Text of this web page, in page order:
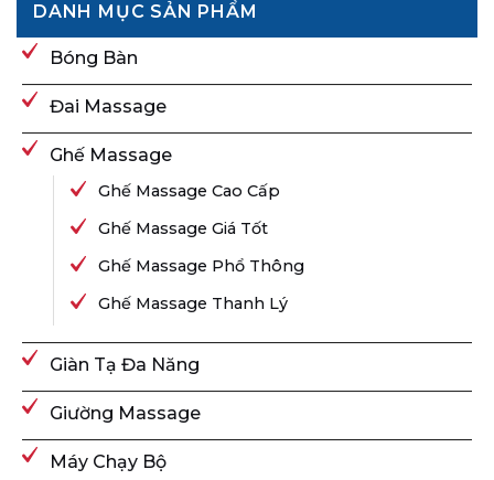
DANH MỤC SẢN PHẨM
Bóng Bàn
Đai Massage
Ghế Massage
Ghế Massage Cao Cấp
Ghế Massage Giá Tốt
Ghế Massage Phổ Thông
Ghế Massage Thanh Lý
Giàn Tạ Đa Năng
Giường Massage
Máy Chạy Bộ